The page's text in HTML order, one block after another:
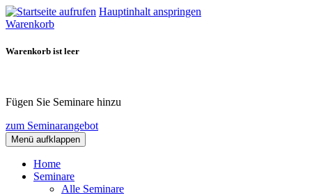
Hauptinhalt anspringen
Warenkorb
Warenkorb ist leer
Fügen Sie Seminare hinzu
zum Seminarangebot
Menü aufklappen
Home
Seminare
Alle Seminare